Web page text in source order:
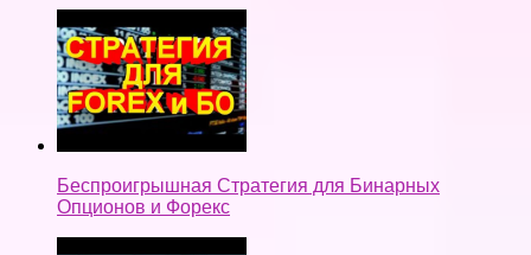
Беспроигрышная Стратегия для Бинарных
Опционов и Форекс